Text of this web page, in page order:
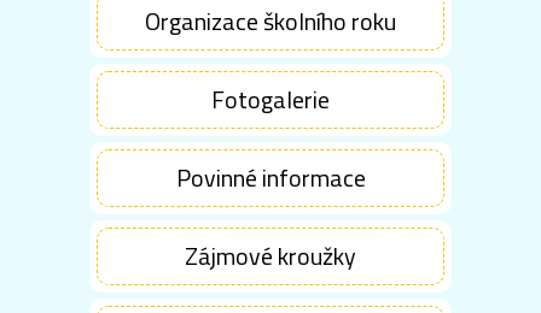
Organizace školního roku
Fotogalerie
Povinné informace
Zájmové kroužky